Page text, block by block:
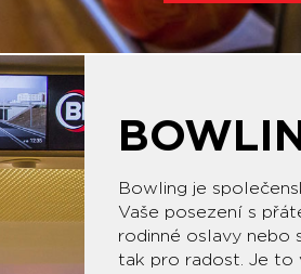
Bowling je
Vaše posezení s
rodinné oslavy nebo
tak pro radost. Je to